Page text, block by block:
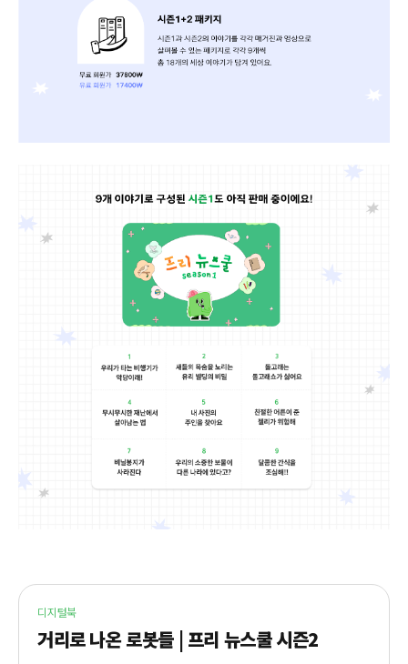
디지털북
거리로 나온 로봇들 | 프리 뉴스쿨 시즌2